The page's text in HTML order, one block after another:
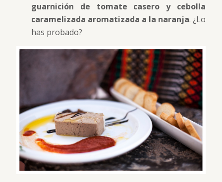
guarnición de tomate casero y cebolla
caramelizada aromatizada a la naranja. ¿Lo
has probado?